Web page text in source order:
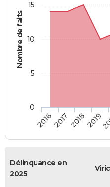
Nombre de faits
20162017 20182019
0
5
10
15
Délinquance en
2025